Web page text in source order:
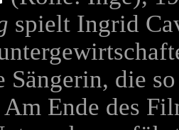
spielt Ingrid
Sängerin, die
Ende des